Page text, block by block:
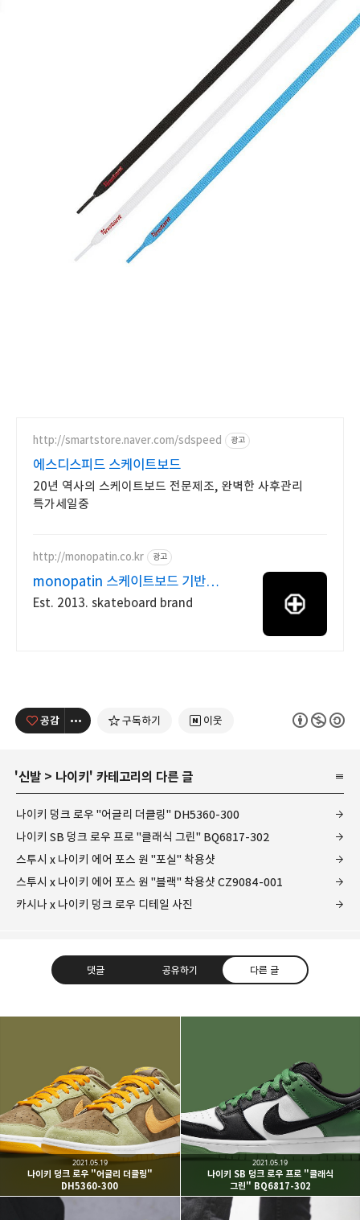
http://smartstore.naver.com/sdspeed 광고
에스디스피드 스케이트보드
20년 역사의 스케이트보드 전문제조, 완벽한 사후관리
특가세일중
http://monopatin.co.kr 광고
monopatin 스케이트보드 기반
독립브랜드
Est. 2013. skateboard brand
공감 구독하기 이웃
'신발 > 나이키' 카테고리의 다른 글
나이키 덩크 로우 "어글리 더클링" DH5360-300
나이키 SB 덩크 로우 프로 "클래식 그린" BQ6817-302
스투시 x 나이키 에어 포스 원 "포실" 착용샷
스투시 x 나이키 에어 포스 원 "블랙" 착용샷 CZ9084-001
카시나 x 나이키 덩크 로우 디테일 사진
댓글 공유하기 다른 글
kjgsb 님의 블로그입니다.
구독하기
구독하기 카카오톡 라인 트위터
카카오스토리 네이버 블로그
나이키 덩크 로우 "어글리 더클링"
DH5360-300
2021.05.19
나이키 SB 덩크 로우 프로 "클래식
그린" BQ6817-302
2021.05.19